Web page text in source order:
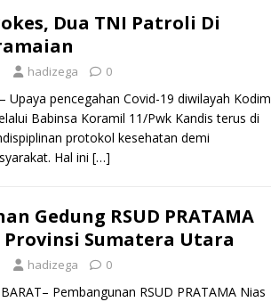
Dua TNI Patroli Di
hadizega 0
Upaya pencegahan Covid-19 diwilayah Kodim
Babinsa Koramil 11/Pwk Kandis terus di
protokol kesehatan demi
Hal ini […]
Gedung RSUD PRATAMA
Sumatera Utara
hadizega 0
Pembangunan RSUD PRATAMA Nias